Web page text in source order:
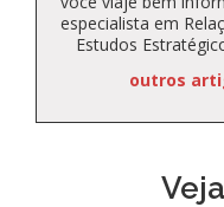
especialista em
Estudos
outros